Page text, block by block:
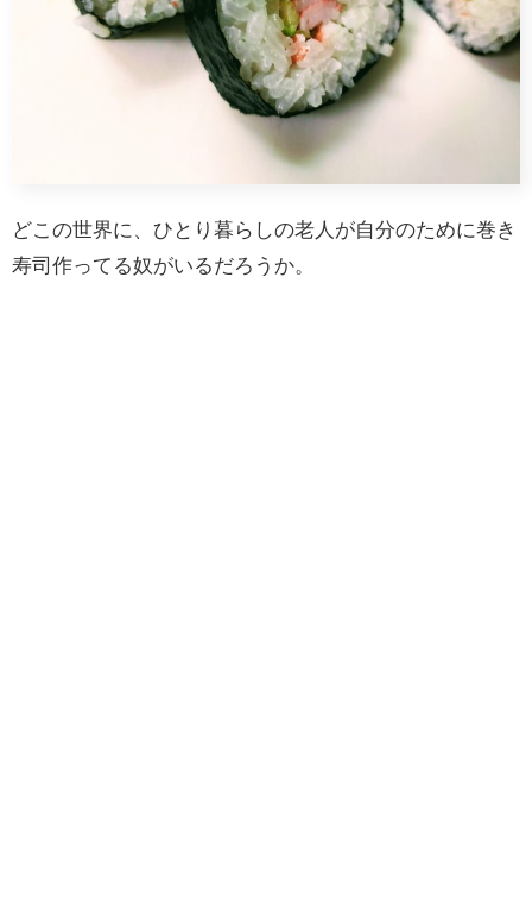
どこの世界に、ひとり暮らしの老人が自分のために巻き
寿司作ってる奴がいるだろうか。